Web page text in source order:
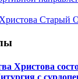
Старый
Христова